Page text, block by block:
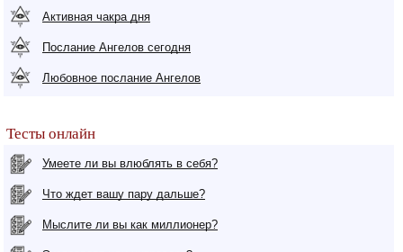
Активная чакра дня
Послание Ангелов сегодня
Любовное послание Ангелов
Тесты онлайн
Умеете ли вы влюблять в себя?
Что ждет вашу пару дальше?
Мыслите ли вы как миллионер?